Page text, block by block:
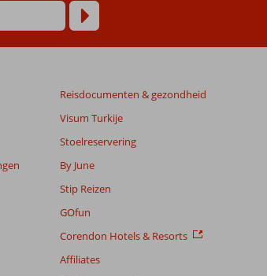
Reisdocumenten & gezondheid
Visum Turkije
Stoelreservering
By June
Stip Reizen
GOfun
Corendon Hotels & Resorts
Affiliates